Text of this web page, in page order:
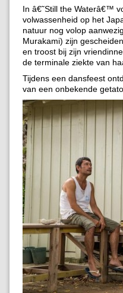
In â€˜Still the Waterâ€™
volwassenheid op het
natuur nog volop
Murakami) zijn
en troost bij zijn
de terminale ziekte van
Tijdens een dansfeest
van een onbekende